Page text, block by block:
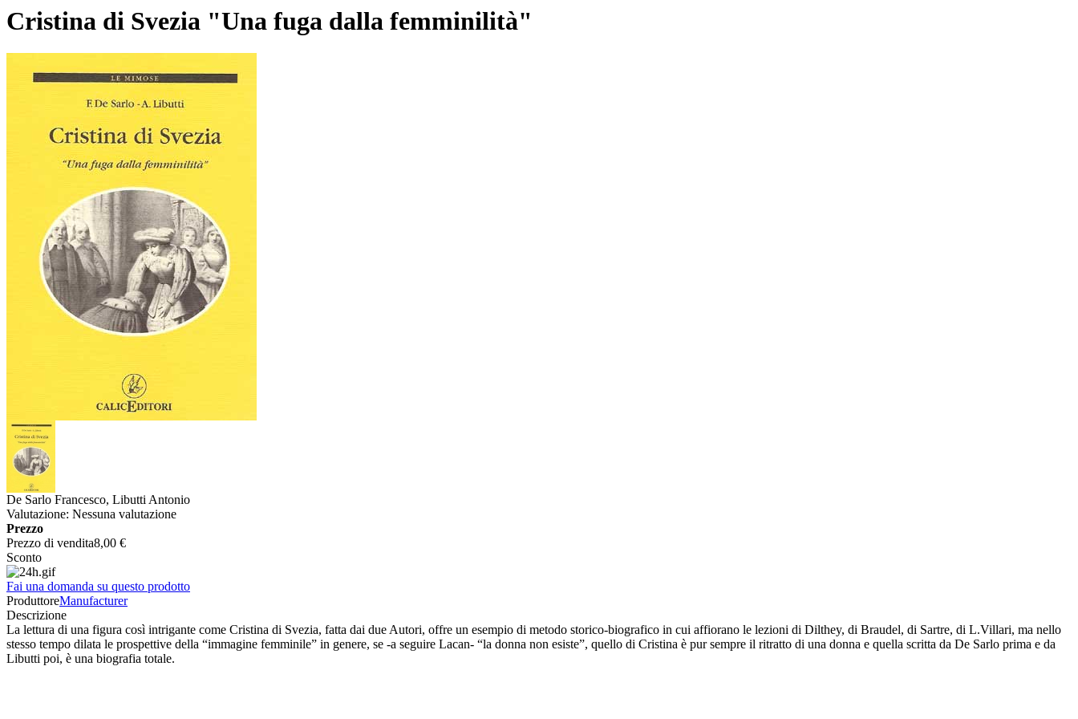
Cristina di Svezia "Una fuga dalla femminilità"
De Sarlo Francesco, Libutti Antonio
Valutazione: Nessuna valutazione
Prezzo
Prezzo di vendita8,00 €
Sconto
Fai una domanda su questo prodotto
ProduttoreManufacturer
Descrizione
La lettura di una figura così intrigante come Cristina di Svezia, fatta dai due Autori, offre un esempio di metodo storico-biografico in cui affiorano le lezioni di Dilthey, di Braudel, di Sartre, di L.Villari, ma nello
stesso tempo dilata le prospettive della “immagine femminile” in genere, se -a seguire Lacan- “la donna non esiste”, quello di Cristina è pur sempre il ritratto di una donna e quella scritta da De Sarlo prima e da
Libutti poi, è una biografia totale.